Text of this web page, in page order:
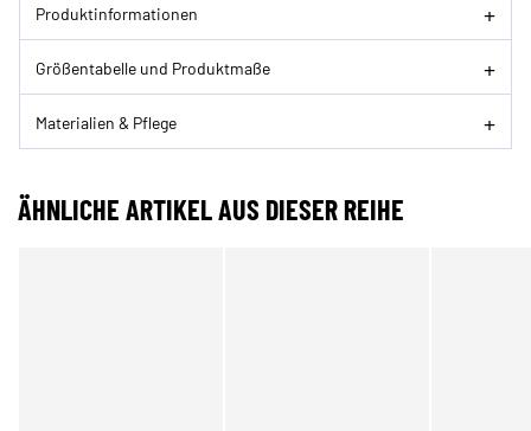
Produktinformationen
Größentabelle und Produktmaße
Materialien & Pflege
ÄHNLICHE ARTIKEL AUS DIESER REIHE